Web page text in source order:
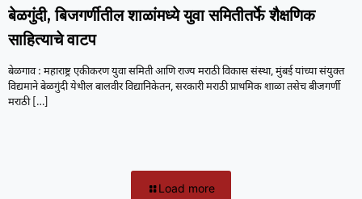
बेळगुंदी, बिजगर्णीतील शाळांमध्ये युवा समितीतर्फे शैक्षणिक
साहित्याचे वाटप
बेळगाव : महाराष्ट्र एकीकरण युवा समिती आणि राज्य मराठी विकास संस्था, मुंबई यांच्या संयुक्त
विद्यमाने बेळगुंदी येथील बालवीर विद्यानिकेतन, सरकारी मराठी प्राथमिक शाळा तसेच बीजगर्णी
मराठी[…]
Load more